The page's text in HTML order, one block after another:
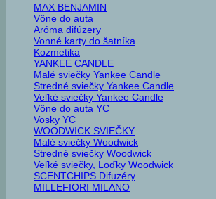
MAX BENJAMIN
Vône do auta
Aróma difúzery
Vonné karty do šatníka
Kozmetika
YANKEE CANDLE
Malé sviečky Yankee Candle
Stredné sviečky Yankee Candle
Veľké sviečky Yankee Candle
Vône do auta YC
Vosky YC
WOODWICK SVIEČKY
Malé sviečky Woodwick
Stredné sviečky Woodwick
Veľké sviečky, Loďky Woodwick
SCENTCHIPS Difuzéry
MILLEFIORI MILANO